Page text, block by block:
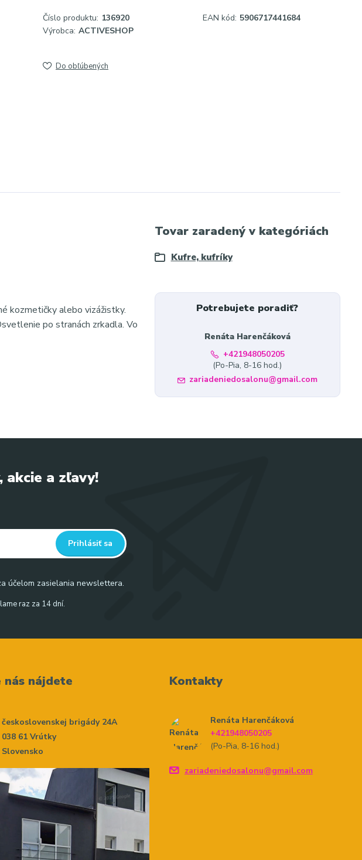
Číslo produktu: 136920 EAN kód: 5906717441684
Výrobca: ACTIVESHOP
Do obľúbených
kozmetičky alebo vizážistky.
po stranách zrkadla. Vo
Tovar zaradený v kategóriách
Kufre, kufríky
Potrebujete poradiť?
Renáta Harenčáková
+421948050205
(Po-Pia, 8-16 hod.)
zariadeniedosalonu@gmail.com
akcie a zľavy!
Prihlásiť sa
účelom zasielania newslettera.
raz za 14 dní.
nás nájdete
československej brigády 24A
038 61 Vrútky
Slovensko
Kontakty
Renáta Harenčáková
+421948050205
(Po-Pia, 8-16 hod.)
zariadeniedosalonu@gmail.com